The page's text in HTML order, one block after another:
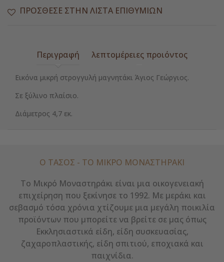
ΠΡΌΣΘΕΣΕ ΣΤΗΝ ΛΊΣΤΑ ΕΠΙΘΥΜΙΏΝ
Περιγραφή λεπτομέρειες προιόντος
Εικόνα μικρή στρογγυλή μαγνητάκι Άγιος Γεώργιος.
Σε ξύλινο πλαίσιο.
Διάμετρος 4,7 εκ.
Ο ΤΑΣΟΣ - ΤΟ ΜΙΚΡΌ ΜΟΝΑΣΤΗΡΆΚΙ
Το Μικρό Μοναστηράκι είναι μια οικογενειακή
επιχείρηση που ξεκίνησε το 1992. Με μεράκι και
σεβασμό τόσα χρόνια χτίζουμε μια μεγάλη ποικιλία
προϊόντων που μπορείτε να βρείτε σε μας όπως
Εκκλησιαστικά είδη, είδη συσκευασίας,
ζαχαροπλαστικής, είδη σπιτιού, εποχιακά και
παιχνίδια.